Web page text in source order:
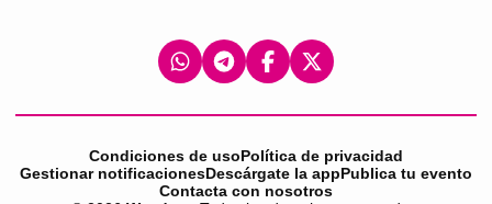
Condiciones de usoPolítica de privacidad
Gestionar notificacionesDescárgate la appPublica tu evento
Contacta con nosotros